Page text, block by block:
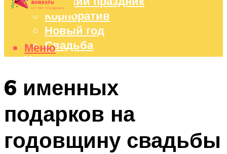
Корпоратив
Новый год
Свадьба
Идеи подарков
Праздничный стол
Меню
Меню
6 именных
подарков на
годовщину свадьбы